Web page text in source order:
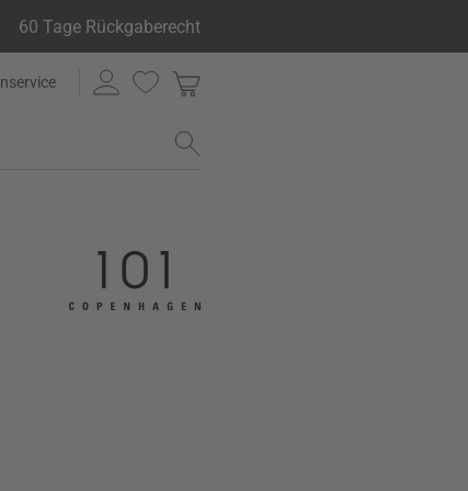
60 Tage Rückgaberecht